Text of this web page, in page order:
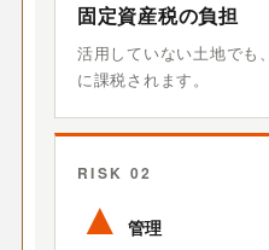
固定資産税の負担
活用していない土地でも
に課税されます。
RISK 02
▲
管理